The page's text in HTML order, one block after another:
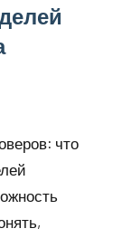
что